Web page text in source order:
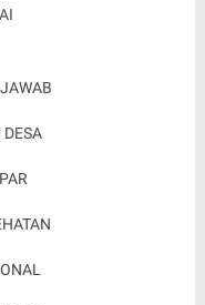
DESA